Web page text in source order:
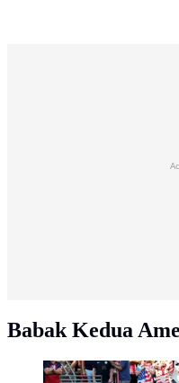
Babak Kedua
Seleberasi Charles de